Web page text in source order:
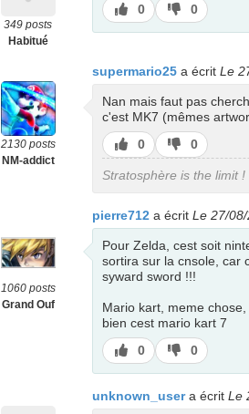
349 posts
Habitué
J’aime
0
J’aime
pas
0
2130 posts
NM-addict
supermario25a écrit Le
Nan mais faut pas
c'est MK7 (mêmes
J’aime
0
J’aime
pas
0
Stratosphère is the limit !
1060 posts
Grand Ouf
pierre712a écrit Le 27/
Pour Zelda, cest soit
sortira sur la cnsole, car
syward sword !!!
Mario kart, meme
bien cest mario kart 7
J’aime
0
J’aime
pas
0
unknown_usera écrit Le